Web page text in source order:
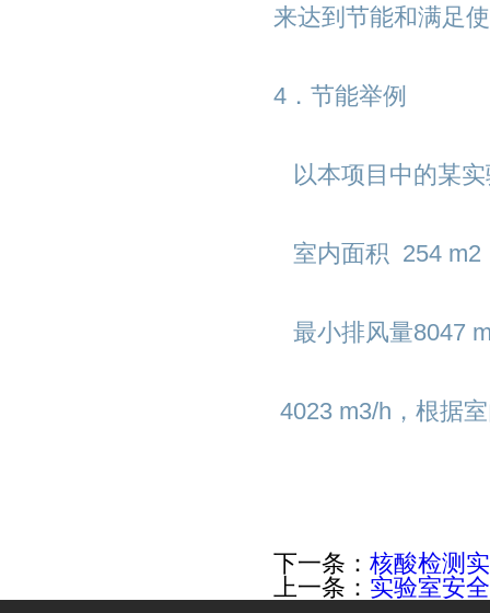
来达到节能和满足
4．节能举例
以本项目中的某
室内面积 254 m2
最小排风量8047
4023 m3/h，根据
下一条： 核酸检测
上一条： 实验室安